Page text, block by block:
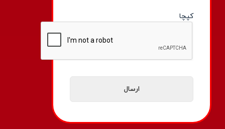
کپچا